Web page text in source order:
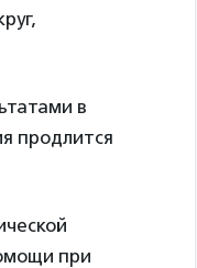
в
продлится
при